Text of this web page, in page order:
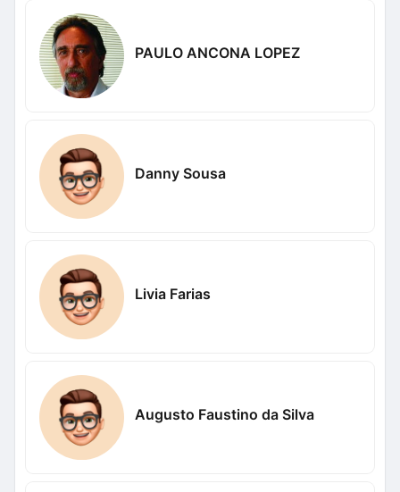
PAULO ANCONA LOPEZ
Danny Sousa
Livia Farias
Augusto Faustino da Silva